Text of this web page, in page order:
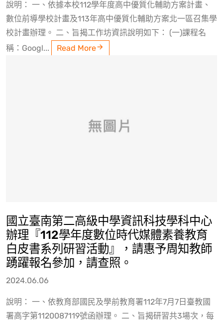
說明： 一、依據本校112學年度高中優質化輔助方案計畫、
數位前導學校計畫及113年高中優質化輔助方案北一區召集學
校計畫辦理。 二、旨揭工作坊資訊說明如下： (一)課程名
稱：Googl...
Read More
國立臺南第二高級中學資訊科技學科中心
辦理『112學年度數位時代媒體素養教育
白皮書系列研習活動』，請惠予周知教師
踴躍報名參加，請查照。
2024.06.06
說明： 一、依教育部國民及學前教育署112年7月7日臺教國
署高字第1120087119號函辦理。 二、旨揭研習共3場次，每